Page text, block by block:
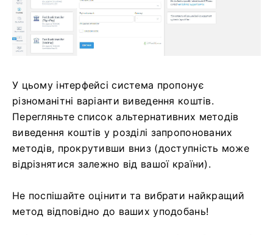
У цьому інтерфейсі система пропонує
різноманітні варіанти виведення коштів.
Перегляньте список альтернативних методів
виведення коштів у розділі запропонованих
методів, прокрутивши вниз (доступність може
відрізнятися залежно від вашої країни).
Не поспішайте оцінити та вибрати найкращий
метод відповідно до ваших уподобань!